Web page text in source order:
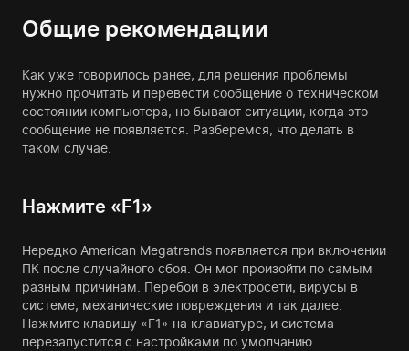
Общие рекомендации
Как уже говорилось ранее, для решения проблемы
нужно прочитать и перевести сообщение о техническом
состоянии компьютера, но бывают ситуации, когда это
сообщение не появляется. Разберемся, что делать в
таком случае.
Нажмите «F1»
Нередко American Megatrends появляется при включении
ПК после случайного сбоя. Он мог произойти по самым
разным причинам. Перебои в электросети, вирусы в
системе, механические повреждения и так далее.
Нажмите клавишу «F1» на клавиатуре, и система
перезапустится с настройками по умолчанию.